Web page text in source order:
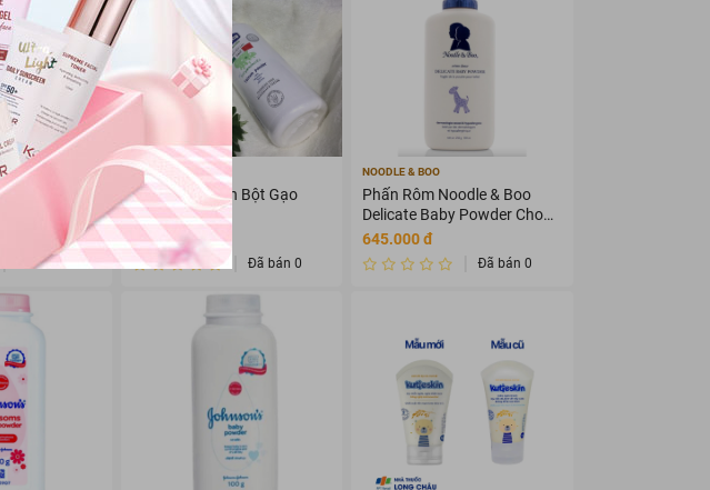
chất
Đã bán 0
CHICCO
Phấn Rôm Tinh Bột Gạo
Chicco
205.000 đ
Đã bán 0
NOODLE & BOO
Phấn Rôm Noodle & Boo
Delicate Baby Powder Cho
Bé Sơ Sinh
645.000 đ
Đã bán 0